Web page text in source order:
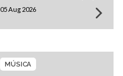
esperado regreso musical
05 Aug 2026
MÚSICA